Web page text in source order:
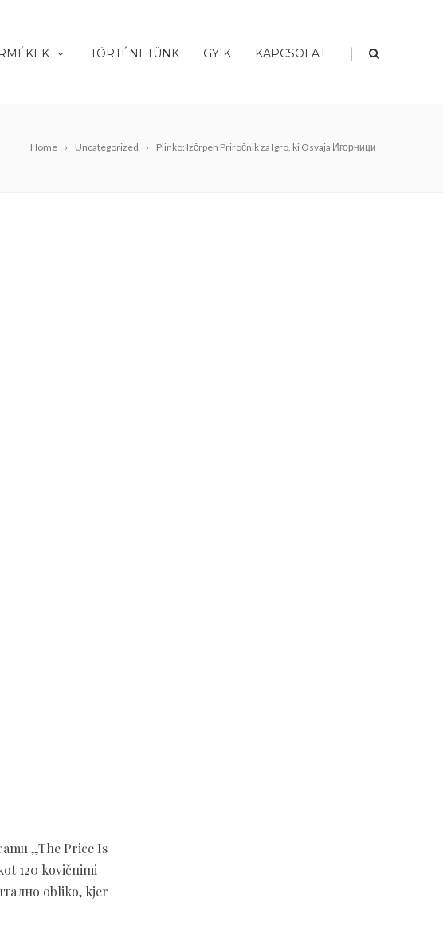
TÖRTÉNETÜNK GYIK KAPCSOLAT |
Home Uncategorized Plinko: Izčrpen Priročnik za Igro, ki Osvaja Игорници
„The Price Is
120 kovičnimi
obliko, kjer